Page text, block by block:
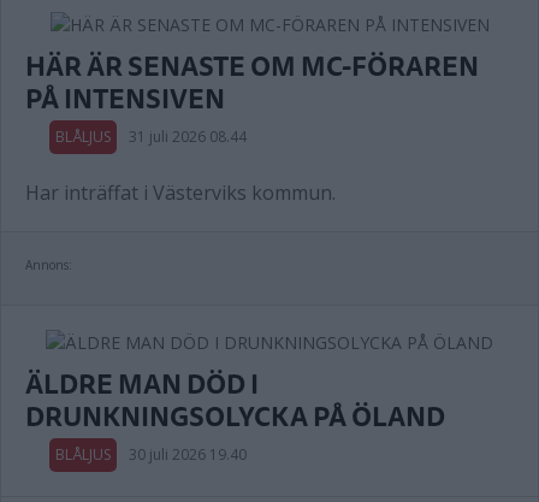
HÄR ÄR SENASTE OM MC-FÖRAREN
PÅ INTENSIVEN
BLÅLJUS 31 juli 2026 08.44
Har inträffat i Västerviks kommun.
Annons:
ÄLDRE MAN DÖD I
DRUNKNINGSOLYCKA PÅ ÖLAND
BLÅLJUS 30 juli 2026 19.40